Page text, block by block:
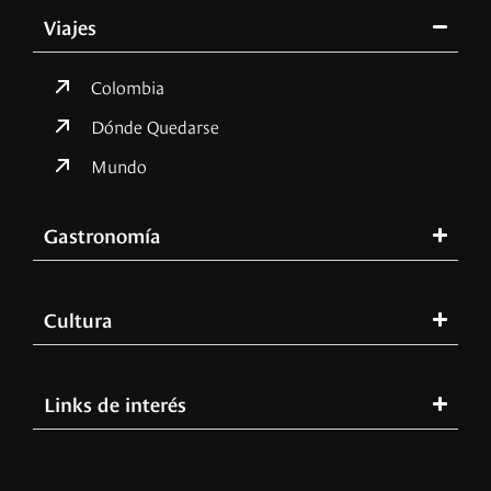
Viajes
Colombia
Dónde Quedarse
Mundo
Gastronomía
Cultura
Links de interés